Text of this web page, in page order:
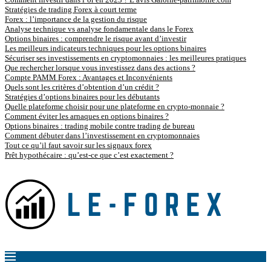
Stratégies de trading Forex à court terme
Forex : l’importance de la gestion du risque
Analyse technique vs analyse fondamentale dans le Forex
Options binaires : comprendre le risque avant d’investir
Les meilleurs indicateurs techniques pour les options binaires
Sécuriser ses investissements en cryptomonnaies : les meilleures pratiques
Que rechercher lorsque vous investissez dans des actions ?
Compte PAMM Forex : Avantages et Inconvénients
Quels sont les critères d’obtention d’un crédit ?
Stratégies d’options binaires pour les débutants
Quelle plateforme choisir pour une plateforme en crypto-monnaie ?
Comment éviter les arnaques en options binaires ?
Options binaires : trading mobile contre trading de bureau
Comment débuter dans l’investissement en cryptomonnaies
Tout ce qu’il faut savoir sur les signaux forex
Prêt hypothécaire : qu’est-ce que c’est exactement ?